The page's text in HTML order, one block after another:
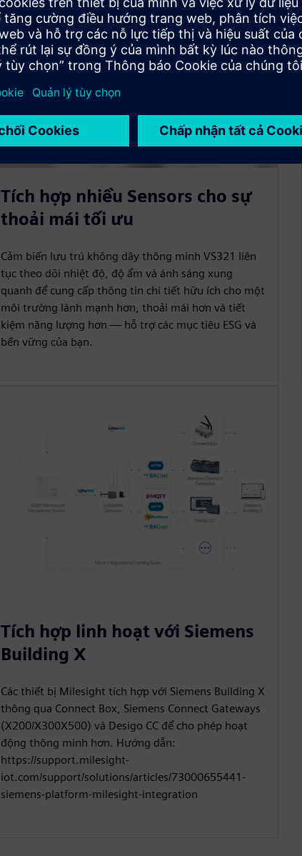
Tích hợp nhiều Sensors cho sự
thoải mái tối ưu
Cảm biến lưu trú không dây thông minh VS321 liên
tục theo dõi nhiệt độ, độ ẩm và ánh sáng xung
quanh để cung cấp thông tin chi tiết hữu ích cho một
môi trường lành mạnh hơn, thoải mái hơn và tiết
kiệm năng lượng hơn — hỗ trợ các mục tiêu ESG và
bền vững của bạn.
Tích hợp linh hoạt với Siemens
Building X
Các thiết bị Milesight tích hợp với Siemens Building X
thông qua Connect Box, Siemens Connect Gateways
(X200/X300X500) và Desigo CC để cho phép hoạt
động thông minh hơn. Hướng dẫn:
https://support.milesight-
iot.com/support/solutions/articles/73000655441-
siemens-platform-milesight-integration